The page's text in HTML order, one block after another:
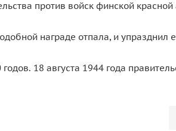
против войск финской
награде отпала, и упразднил
18 августа 1944 года